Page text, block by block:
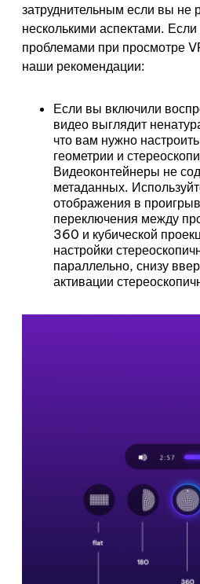
затруднительным если вы не
несколькими аспектами.
проблемами при просмотре
наши рекомендации:
Если вы включили
видео выглядит
что вам нужно
геометрии и
Видеоконтейнеры не
метаданных.
отображения в
переключения между
360 и кубической
настройки
параллельно, снизу
активации